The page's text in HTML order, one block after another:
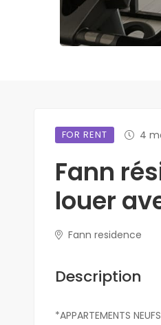
FOR RENT 4
Fann
louer
Fann residence
Description
*APPARTEMENTS